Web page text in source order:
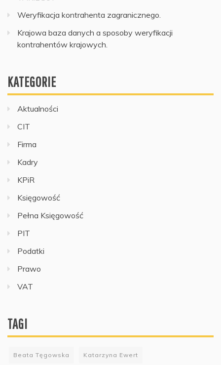
Weryfikacja kontrahenta zagranicznego.
Krajowa baza danych a sposoby weryfikacji
kontrahentów krajowych.
KATEGORIE
Aktualności
CIT
Firma
Kadry
KPiR
Księgowość
Pełna Księgowość
PIT
Podatki
Prawo
VAT
TAGI
Beata Tęgowska Katarzyna Ewert